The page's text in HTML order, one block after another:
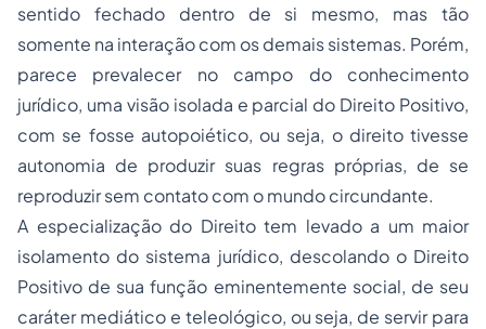
sentido fechado dentro de si mesmo, mas tão
somente na interação com os demais sistemas. Porém,
parece prevalecer no campo do conhecimento
jurídico, uma visão isolada e parcial do Direito Positivo,
com se fosse autopoiético, ou seja, o direito tivesse
autonomia de produzir suas regras próprias, de se
reproduzir sem contato com o mundo circundante.
A especialização do Direito tem levado a um maior
isolamento do sistema jurídico, descolando o Direito
Positivo de sua função eminentemente social, de seu
caráter mediático e teleológico, ou seja, de servir para